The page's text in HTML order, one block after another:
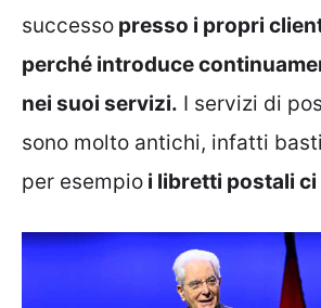
successo presso i propri
perché introduce
nei suoi servizi. I servizi di
sono molto antichi, infatti
per esempio i libretti postali ci